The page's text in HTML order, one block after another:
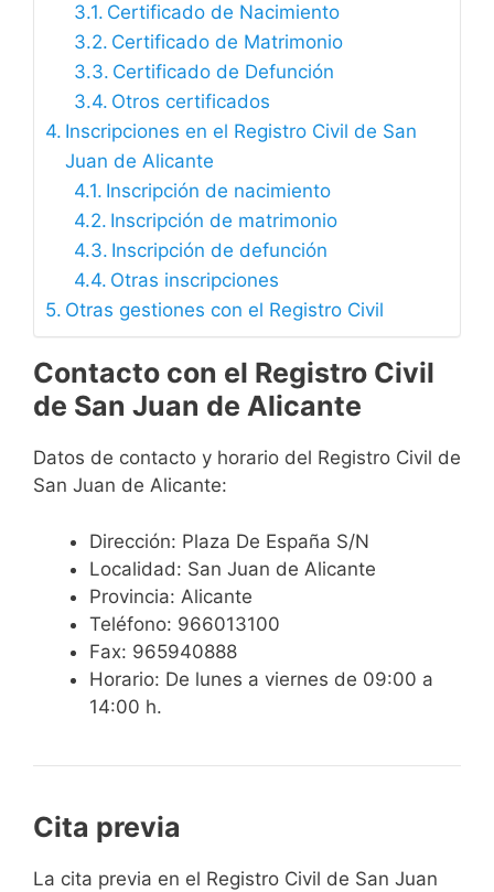
Certificado de Nacimiento
Certificado de Matrimonio
Certificado de Defunción
Otros certificados
Inscripciones en el Registro Civil de San
Juan de Alicante
Inscripción de nacimiento
Inscripción de matrimonio
Inscripción de defunción
Otras inscripciones
Otras gestiones con el Registro Civil
Contacto con el Registro Civil
de San Juan de Alicante
Datos de contacto y horario del Registro Civil de
San Juan de Alicante:
Dirección: Plaza De España S/N
Localidad: San Juan de Alicante
Provincia: Alicante
Teléfono: 966013100
Fax: 965940888
Horario: De lunes a viernes de 09:00 a
14:00 h.
Cita previa
​​​​​​​​​​​​​​​​​​​​​​​​​​​​La cita previa en el Registro Civil de San Juan